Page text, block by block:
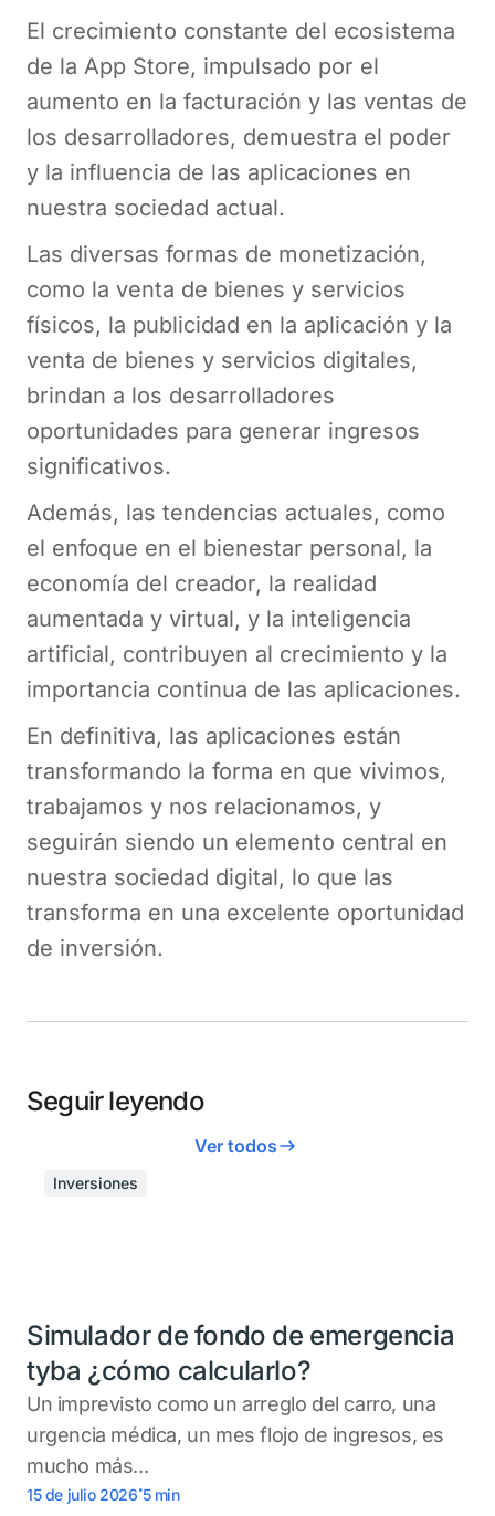
El crecimiento constante del ecosistema
de la App Store, impulsado por el
aumento en la facturación y las ventas de
los desarrolladores, demuestra el poder
y la influencia de las aplicaciones en
nuestra sociedad actual.
Las diversas formas de monetización,
como la venta de bienes y servicios
físicos, la publicidad en la aplicación y la
venta de bienes y servicios digitales,
brindan a los desarrolladores
oportunidades para generar ingresos
significativos.
Además, las tendencias actuales, como
el enfoque en el bienestar personal, la
economía del creador, la realidad
aumentada y virtual, y la inteligencia
artificial, contribuyen al crecimiento y la
importancia continua de las aplicaciones.
En definitiva, las aplicaciones están
transformando la forma en que vivimos,
trabajamos y nos relacionamos, y
seguirán siendo un elemento central en
nuestra sociedad digital, lo que las
transforma en una excelente oportunidad
de inversión.
Seguir leyendo
Ver todos
Inversiones
Simulador de fondo de emergencia
tyba ¿cómo calcularlo?
Un imprevisto como un arreglo del carro, una
urgencia médica, un mes flojo de ingresos, es
mucho más...
15 de julio 2026.5 min